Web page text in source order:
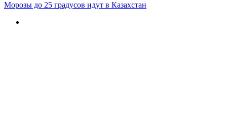
Морозы до 25 градусов идут в Казахстан